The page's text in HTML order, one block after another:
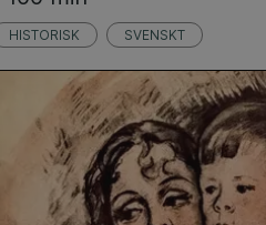
HISTORISK SVENSKT